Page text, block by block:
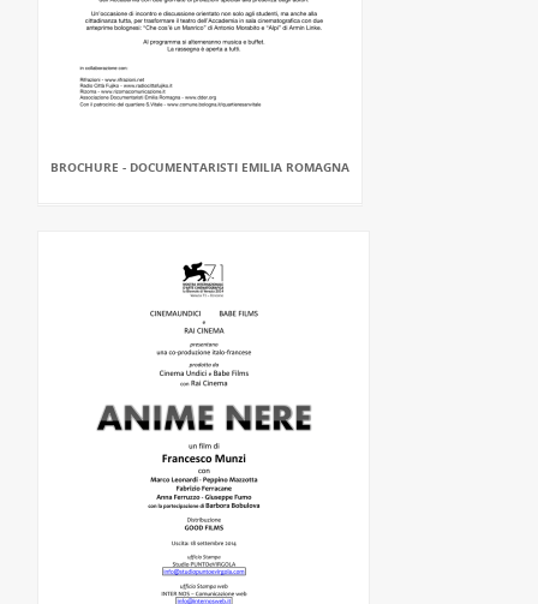
BROCHURE - DOCUMENTARISTI EMILIA ROMAGNA